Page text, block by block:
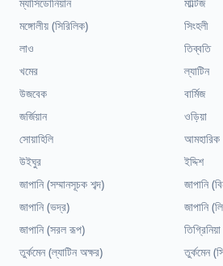
মঙ্গোলীয় (সিরিলিক)
সিংহলী
লাও
তিব্বতি
খমের
ল্যাটিন
উজবেক
বার্মিজ
জর্জিয়ান
ওড়িয়া
সোয়াহিলি
আমহারিক
উইঘুর
ইদ্দিশ
জাপানি (সম্মানসূচক শব্দ)
জাপানি
জাপানি (ভদ্র)
জাপানি
জাপানি (সরল রূপ)
তিগ্রিনিয়া
তুর্কমেন (ল্যাটিন অক্ষর)
তুর্কমেন